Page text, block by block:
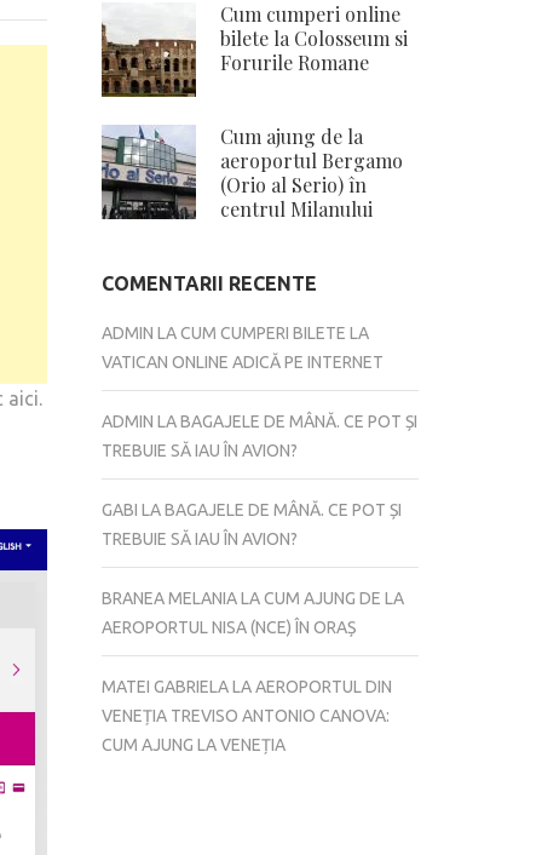
TRANSPORT
aici.
Cum cumperi online
bilete la Colosseum si
Forurile Romane
Cum ajung de la
aeroportul Bergamo
(Orio al Serio) în
centrul Milanului
COMENTARII RECENTE
ADMIN LACUM CUMPERI BILETE LA
VATICAN ONLINE ADICĂ PE INTERNET
ADMIN LABAGAJELE DE MÂNĂ. CE POT ȘI
TREBUIE SĂ IAU ÎN AVION?
GABI LABAGAJELE DE MÂNĂ. CE POT ȘI
TREBUIE SĂ IAU ÎN AVION?
BRANEA MELANIALACUM AJUNG DE LA
AEROPORTUL NISA (NCE) ÎN ORAȘ
MATEI GABRIELALAAEROPORTUL DIN
VENEȚIA TREVISO ANTONIO CANOVA:
CUM AJUNG LA VENEȚIA